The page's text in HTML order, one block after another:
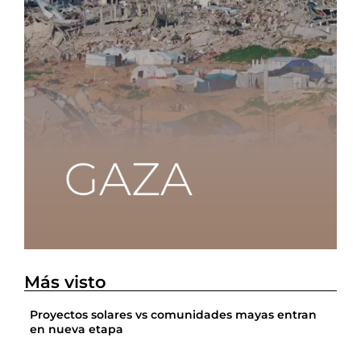
Más visto
Proyectos solares vs comunidades mayas entran
en nueva etapa